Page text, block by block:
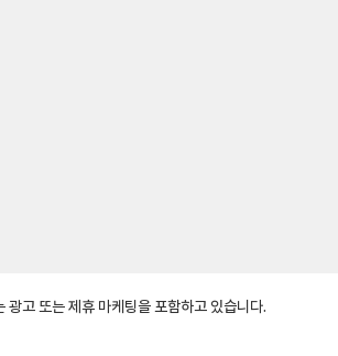
고 또는 제휴 마케팅을 포함하고 있습니다.